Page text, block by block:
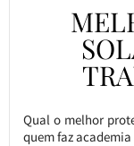
Qual o melhor
quem faz